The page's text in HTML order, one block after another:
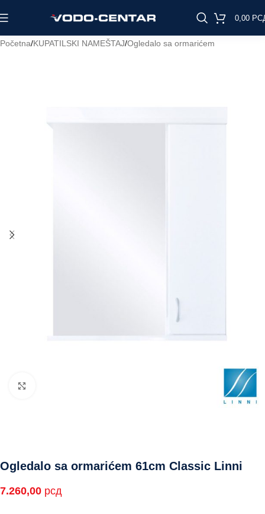
0,00
Početna/KUPATILSKI NAMEŠTAJ/Ogledalo sa ormarićem
Ogledalo sa ormarićem 61cm Classic Linni
7.260,00 рсд